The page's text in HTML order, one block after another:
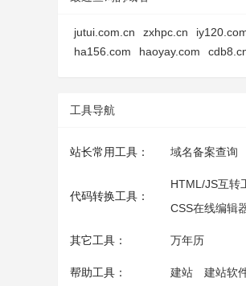
jutui.com.cn zxhpc.cn
ha156.com
haoyay.com
工具导航
站长常用工具： 域名备案查询
代码转换工具：
HTML/JS互转
CSS在线编辑
其它工具： 万年历
帮助工具： 建站 建站软